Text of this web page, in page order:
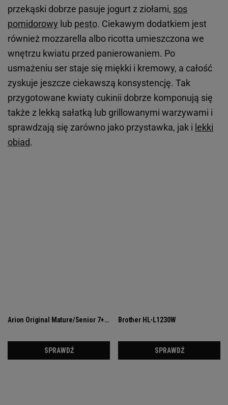
przekąski dobrze pasuje jogurt z ziołami, sos
pomidorowy lub pesto. Ciekawym dodatkiem jest
również mozzarella albo ricotta umieszczona we
wnętrzu kwiatu przed panierowaniem. Po
usmażeniu ser staje się miękki i kremowy, a całość
zyskuje jeszcze ciekawszą konsystencję. Tak
przygotowane kwiaty cukinii dobrze komponują się
także z lekką sałatką lub grillowanymi warzywami i
sprawdzają się zarówno jako przystawka, jak i lekki
obiad.